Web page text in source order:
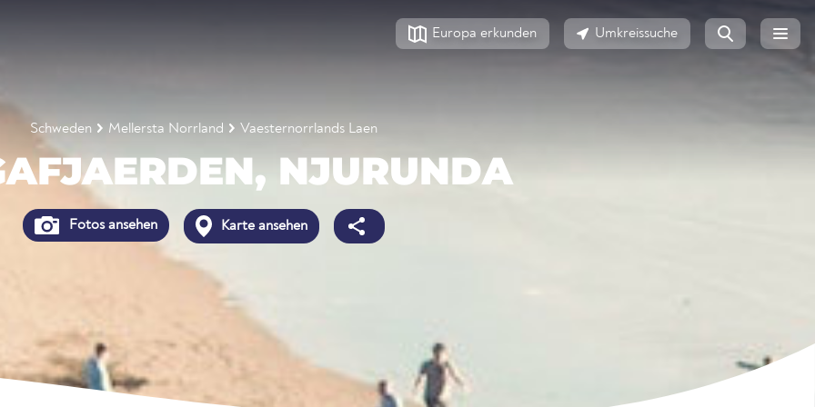
Europa erkunden Umkreissuche
Schweden Mellersta Norrland Vaesternorrlands Laen
NJURUNDA
Fotos ansehen Karte ansehen